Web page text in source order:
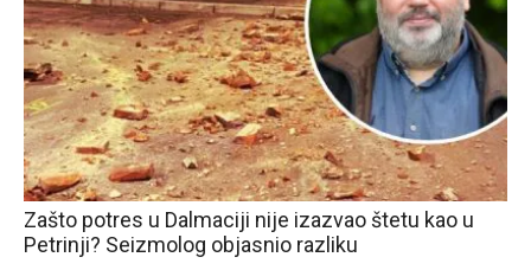
Zašto potres u Dalmaciji nije izazvao štetu kao u
Petrinji? Seizmolog objasnio razliku